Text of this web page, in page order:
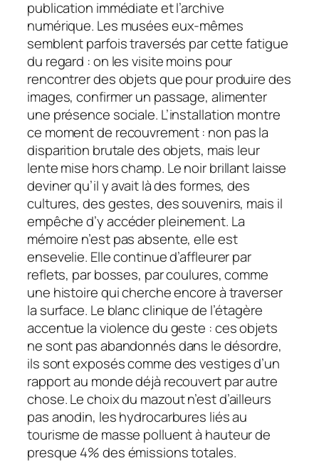
publication immédiate et l’archive
numérique. Les musées eux-mêmes
semblent parfois traversés par cette fatigue
du regard : on les visite moins pour
rencontrer des objets que pour produire des
images, confirmer un passage, alimenter
une présence sociale. L’installation montre
ce moment de recouvrement : non pas la
disparition brutale des objets, mais leur
lente mise hors champ. Le noir brillant laisse
deviner qu’il y avait là des formes, des
cultures, des gestes, des souvenirs, mais il
empêche d’y accéder pleinement. La
mémoire n’est pas absente, elle est
ensevelie. Elle continue d’affleurer par
reflets, par bosses, par coulures, comme
une histoire qui cherche encore à traverser
la surface. Le blanc clinique de l’étagère
accentue la violence du geste : ces objets
ne sont pas abandonnés dans le désordre,
ils sont exposés comme des vestiges d’un
rapport au monde déjà recouvert par autre
chose. Le choix du mazout n’est d’ailleurs
pas anodin, les hydrocarbures liés au
tourisme de masse polluent à hauteur de
presque 4% des émissions totales.